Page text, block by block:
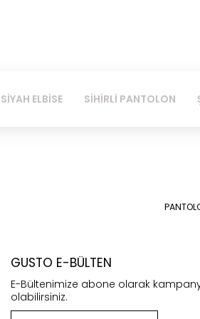
SİYAH ELBİSE SİHİRLİ PANTOLON
GUSTO E-BÜLTEN
E-Bültenimize abone olarak
olabilirsiniz.